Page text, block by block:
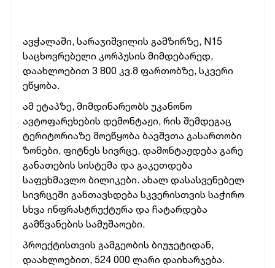
ავჭალაში, სარაჯიშვილის გამზირზე, N15
საცხოვრებელი კორპუსის მიმდებარედ,
დაახლოებით 3 800 კვ.მ ფართობზე, სკვერი
ეწყობა.
ამ ეტაპზე, მიმდინარეობს უკანონო
ავტოფარეხების დემონტაჟი, რის შემდეგაც
ტერიტორიაზე მოეწყობა ბავშვთა გასართობი
ზონები, ფიტნეს სივრცე, დამონტაჟდება გარე
განათების სისტემა და გაკეთდება
საფეხმავლო ბილიკები. ახალ დასასვენებელ
სივრცეში განთავსდება სკვერისთვის საჭირო
სხვა ინფრასტრუქტურა და ჩატარდება
გამწვანების სამუშაოები.
პროექტისთვის გამგეობის ბიუჯეტიდან,
დაახლოებით, 524 000 ლარი დაიხარჯება.